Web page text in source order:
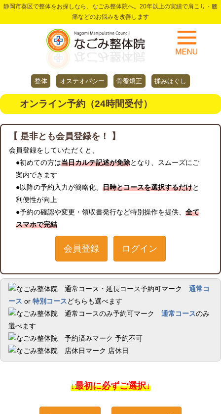
静岡市葵区で整体をお探しなら、なごみ整体院へ。20年以上の実績で肩こり・腰
痛などのお悩みを改善します
整体 オステオパシー 骨盤矯正 揉みほぐし
オンライン予約（24時間受付）
【 是非とも会員登録を！ 】
会員登録をしていただくと、
●初めての方は当日カルテ記述が免除となり、スムーズにご
案内できます
●以降の予約入力が簡略化、 日時とコースを選択するだけと
利便性が向上
●予約の確認や変更・領収書発行など特別操作を提供、 全て
スマホで完結
会員登録 ログイン
通常コ
ース or 特別コースどちらも選べます
通常コースのみ
選べます
予約不可
店休日
↓最初に必ずご選択↓